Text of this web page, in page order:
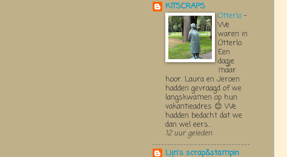
KITSCRAPS
Otterlo -
We
waren in
Otterlo.
Een
dagje
maar
hoor. Laura en Jeroen
hadden gevraagd of we
langskwamen op hun
vakantieadres 😊 We
hadden bedacht dat we
dan wel eers...
12 uur geleden
Lijn's scrap&stampin